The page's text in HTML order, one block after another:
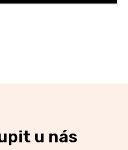
u nás